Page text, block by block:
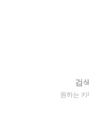
검
원하는